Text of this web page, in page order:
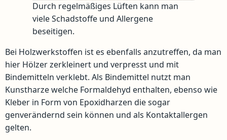
Durch regelmäßiges Lüften kann man
viele Schadstoffe und Allergene
beseitigen.
Bei Holzwerkstoffen ist es ebenfalls anzutreffen, da man
hier Hölzer zerkleinert und verpresst und mit
Bindemitteln verklebt. Als Bindemittel nutzt man
Kunstharze welche Formaldehyd enthalten, ebenso wie
Kleber in Form von Epoxidharzen die sogar
genverändernd sein können und als Kontaktallergen
gelten.